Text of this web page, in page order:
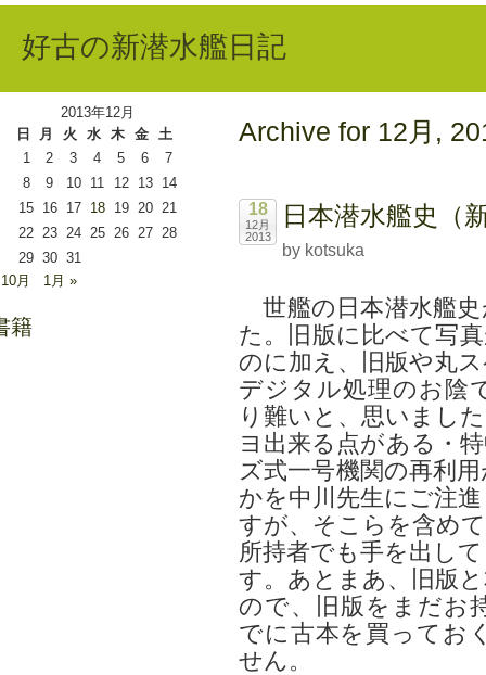
好古の新潜水艦日記
Archive for 12月,
18
12月
2013
日本潜水艦史（
by kotsuka
世艦の日本潜水艦
た。旧版に比べて写
のに加え、旧版や丸
デジタル処理のお陰
り難いと、思いまし
ヨ出来る点がある・
ズ式一号機関の再利
かを中川先生にご注
すが、そこらを含め
所持者でも手を出し
す。あとまあ、旧版
ので、旧版をまだお
でに古本を買ってお
せん。
2013年12月
日
月 火 水 木 金
土
1
2 3 4 5 6
7
8
9 10 11 12 13
14
15 16 17 18 19 20 21
22 23 24 25 26 27 28
29 30 31
月
1月 »
籍